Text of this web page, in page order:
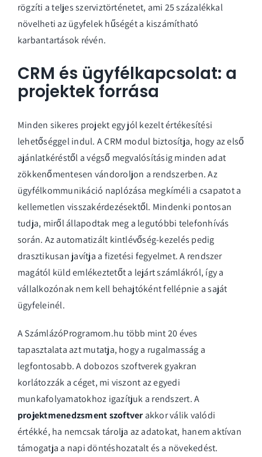
rögzíti a teljes szerviztörténetet, ami 25 százalékkal
növelheti az ügyfelek hűségét a kiszámítható
karbantartások révén.
CRM és ügyfélkapcsolat: a
projektek forrása
Minden sikeres projekt egy jól kezelt értékesítési
lehetőséggel indul. A CRM modul biztosítja, hogy az első
ajánlatkéréstől a végső megvalósításig minden adat
zökkenőmentesen vándoroljon a rendszerben. Az
ügyfélkommunikáció naplózása megkíméli a csapatot a
kellemetlen visszakérdezésektől. Mindenki pontosan
tudja, miről állapodtak meg a legutóbbi telefonhívás
során. Az automatizált kintlévőség-kezelés pedig
drasztikusan javítja a fizetési fegyelmet. A rendszer
magától küld emlékeztetőt a lejárt számlákról, így a
vállalkozónak nem kell behajtóként fellépnie a saját
ügyfeleinél.
A SzámlázóProgramom.hu több mint 20 éves
tapasztalata azt mutatja, hogy a rugalmasság a
legfontosabb. A dobozos szoftverek gyakran
korlátozzák a céget, mi viszont az egyedi
munkafolyamatokhoz igazítjuk a rendszert. A
projektmenedzsment szoftverakkor válik valódi
értékké, ha nemcsak tárolja az adatokat, hanem aktívan
támogatja a napi döntéshozatalt és a növekedést.